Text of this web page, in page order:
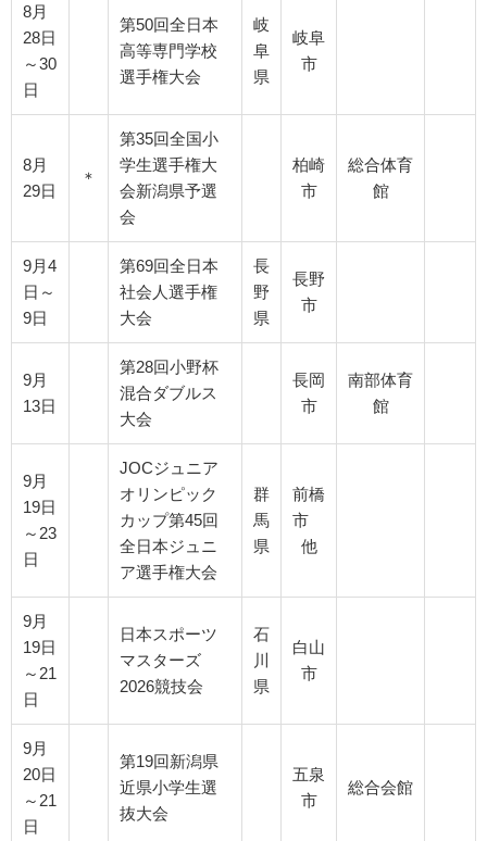
8月
28日
～30
日
第50回全日本
高等専門学校
選手権大会
岐
阜
県
岐阜
市
8月
29日
＊
第35回全国小
学生選手権大
会新潟県予選
会
柏崎
市
総合体育
館
9月4
日～
9日
第69回全日本
社会人選手権
大会
長
野
県
長野
市
9月
13日
第28回小野杯
混合ダブルス
大会
長岡
市
南部体育
館
9月
19日
～23
日
JOCジュニア
オリンピック
カップ第45回
全日本ジュニ
ア選手権大会
群
馬
県
前橋
市
他
9月
19日
～21
日
日本スポーツ
マスターズ
2026競技会
石
川
県
白山
市
9月
20日
～21
日
第19回新潟県
近県小学生選
抜大会
五泉
市
総合会館